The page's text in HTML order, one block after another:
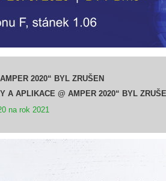
2020“ BYL ZRUŠEN
A APLIKACE @ AMPER 2020“ BYL
na rok 2021